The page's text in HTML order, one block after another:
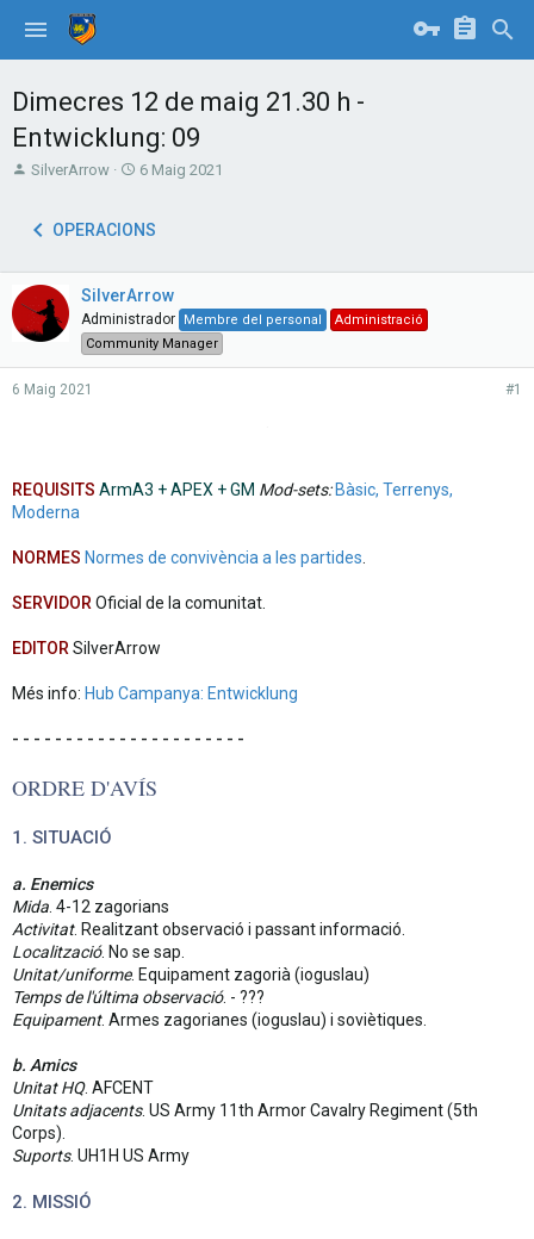
Dimecres 12 de maig 21.30 h -
Entwicklung: 09
T
e
d
a
t
SilverArrow
S
r
d
a
t
e
6 Maig 2021
OPERACIONS
SilverArrow
Administrador Membre del personal
Administració
Community Manager
6 Maig 2021 #1
REQUISITS ArmA3 + APEX + GM Mod-sets: Bàsic, Terrenys,
Moderna
NORMES Normes de convivència a les partides
SERVIDOR Oficial de la comunitat.
EDITOR SilverArrow
Més info: Hub Campanya: Entwicklung
- - - - - - - - - - - - - - - - - - - - - -
ORDRE D'AVÍS
1. SITUACIÓ
a. Enemics
Mida . 4-12 zagorians
Activitat. Realitzant observació i passant informació.
Localització. No se sap.
Unitat/uniforme. Equipament zagorià (ioguslau)
Temps de l'última observació. - ???
Equipament. Armes zagorianes (ioguslau) i soviètiques.
b. Amics
Unitat HQ. AFCENT
Unitats adjacents. US Army 11th Armor Cavalry Regiment (5th
Corps).
Suports. UH1H US Army
2. MISSIÓ